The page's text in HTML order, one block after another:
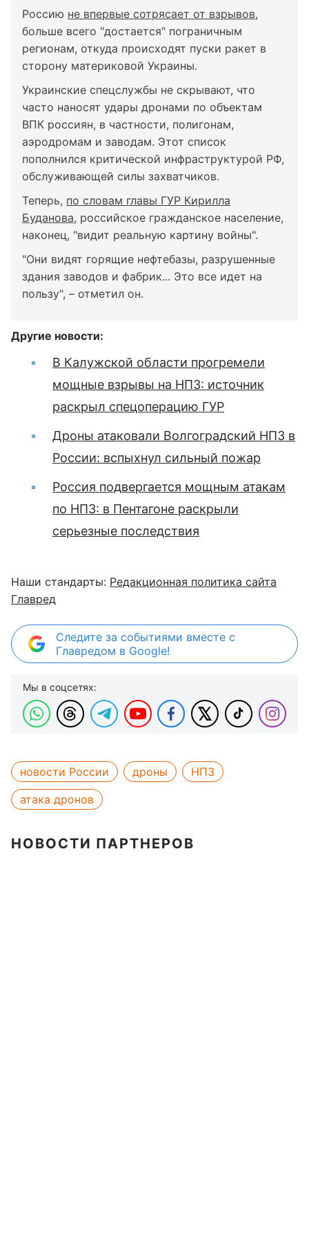
Россию не впервые сотрясает от взрывов,
больше всего "достается" пограничным
регионам, откуда происходят пуски ракет в
сторону материковой Украины.
Украинские спецслужбы не скрывают, что
часто наносят удары дронами по объектам
ВПК россиян, в частности, полигонам,
аэродромам и заводам. Этот список
пополнился критической инфраструктурой РФ,
обслуживающей силы захватчиков.
Теперь, по словам главы ГУР Кирилла
Буданова, российское гражданское население,
наконец, "видит реальную картину войны".
"Они видят горящие нефтебазы, разрушенные
здания заводов и фабрик... Это все идет на
пользу", – отметил он.
Другие новости:
В Калужской области прогремели
мощные взрывы на НПЗ: источник
раскрыл спецоперацию ГУР
Дроны атаковали Волгоградский НПЗ в
России: вспыхнул сильный пожар
Россия подвергается мощным атакам
по НПЗ: в Пентагоне раскрыли
серьезные последствия
Наши стандарты: Редакционная политика сайта
Главред
Следите за событиями вместе с
Главредом в Google!
Мы в соцсетях:
новости России дроны
НПЗ
атака дронов
НОВОСТИ ПАРТНЕРОВ